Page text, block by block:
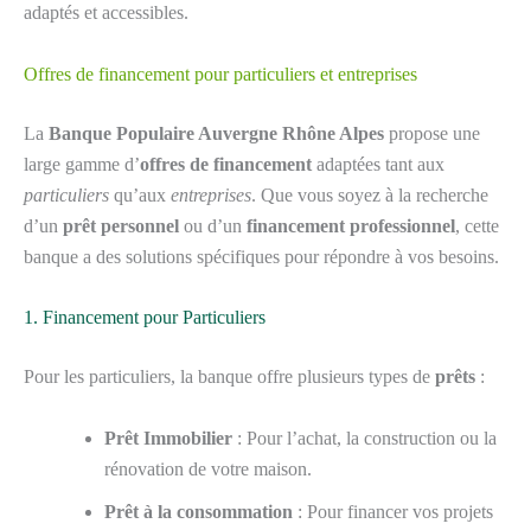
adaptés et accessibles.
Offres de financement pour particuliers et entreprises
La Banque Populaire Auvergne Rhône Alpes propose une
large gamme d’offres de financement adaptées tant aux
particuliers qu’aux entreprises. Que vous soyez à la recherche
d’un prêt personnel ou d’un financement professionnel, cette
banque a des solutions spécifiques pour répondre à vos besoins.
1. Financement pour Particuliers
Pour les particuliers, la banque offre plusieurs types de prêts :
Prêt Immobilier : Pour l’achat, la construction ou la
rénovation de votre maison.
Prêt à la consommation : Pour financer vos projets